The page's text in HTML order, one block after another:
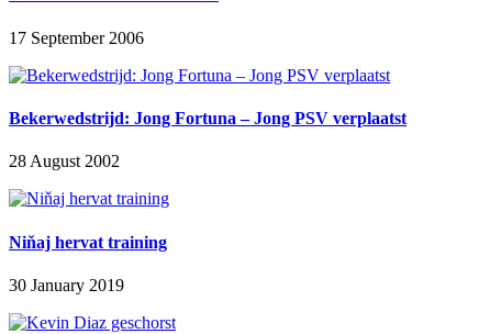
17 September 2006
Bekerwedstrijd: Jong Fortuna – Jong PSV verplaatst
28 August 2002
Niňaj hervat training
30 January 2019